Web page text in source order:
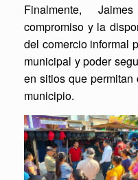
Finalmente,
compromiso y la
del comercio informal
municipal y poder
en sitios que
municipio.